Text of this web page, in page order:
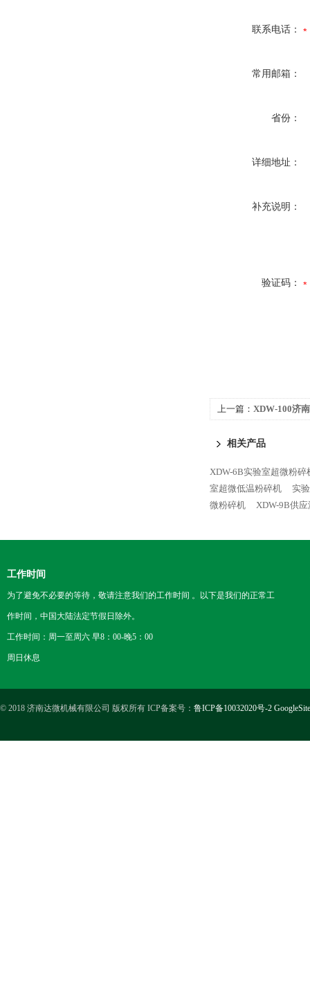
联系电话：
常用邮箱：
省份：
详细地址：
补充说明：
验证码：
上一篇： XDW-100济
相关产品
XDW-6B实验室超微粉碎
室超微低温粉碎机
实
微粉碎机
XDW-9B供
工作时间
为了避免不必要的等待，敬请注意我们的工作时间 。以下是我们的正常工
作时间，中国大陆法定节假日除外。
工作时间：周一至周六 早8：00-晚5：00
周日休息
© 2018 济南达微机械有限公司 版权所有 ICP备案号： 鲁ICP备10032020号-2